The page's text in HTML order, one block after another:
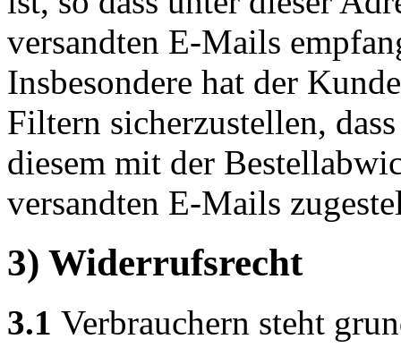
versandten E-Mails
Insbesondere hat der
Filtern sicherzustellen,
diesem mit der
versandten E-Mails
3) Widerrufsrecht
3.1 Verbrauchern steht